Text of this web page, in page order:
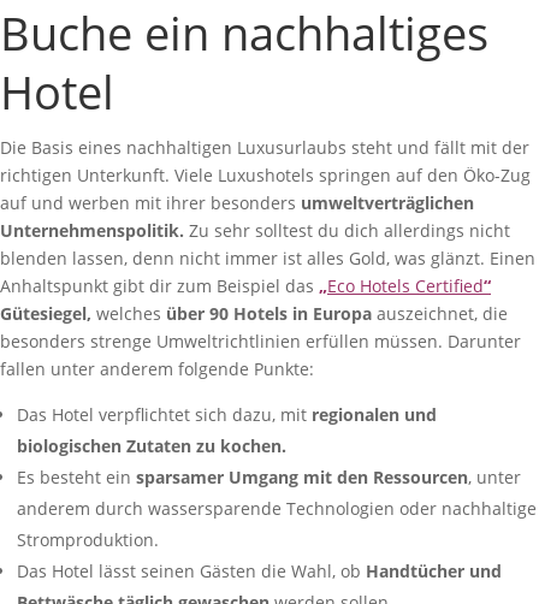
Buche ein nachhaltiges
Hotel
Die Basis eines nachhaltigen Luxusurlaubs steht und fällt mit der
richtigen Unterkunft. Viele Luxushotels springen auf den Öko-Zug
auf und werben mit ihrer besonders umweltverträglichen
Unternehmenspolitik. Zu sehr solltest du dich allerdings nicht
blenden lassen, denn nicht immer ist alles Gold, was glänzt. Einen
Anhaltspunkt gibt dir zum Beispiel das „Eco Hotels Certified“
Gütesiegel, welches über 90 Hotels in Europa auszeichnet, die
besonders strenge Umweltrichtlinien erfüllen müssen. Darunter
fallen unter anderem folgende Punkte:
Das Hotel verpflichtet sich dazu, mit regionalen und
biologischen Zutaten zu kochen.
Es besteht ein sparsamer Umgang mit den Ressourcen, unter
anderem durch wassersparende Technologien oder nachhaltige
Stromproduktion.
Das Hotel lässt seinen Gästen die Wahl, ob Handtücher und